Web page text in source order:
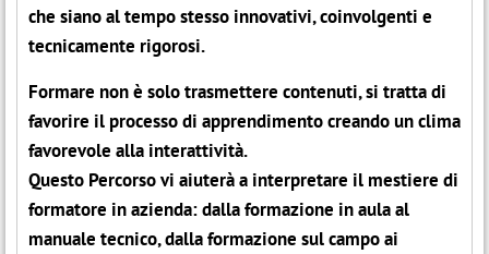
che siano al tempo stesso innovativi, coinvolgenti e
tecnicamente rigorosi.
Formare non è solo trasmettere contenuti, si tratta di
favorire il processo di apprendimento creando un clima
favorevole alla interattività.
Questo Percorso vi aiuterà a interpretare il mestiere di
formatore in azienda: dalla formazione in aula al
manuale tecnico, dalla formazione sul campo ai